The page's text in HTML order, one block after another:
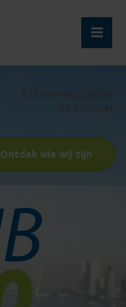
Ontdek wie wij zijn